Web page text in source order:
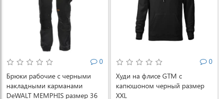
0
Брюки рабочие с черными
накладными карманами
DeWALT MEMPHIS размер 36
0
Худи на флисе GTM с
капюшоном черный размер
XXL